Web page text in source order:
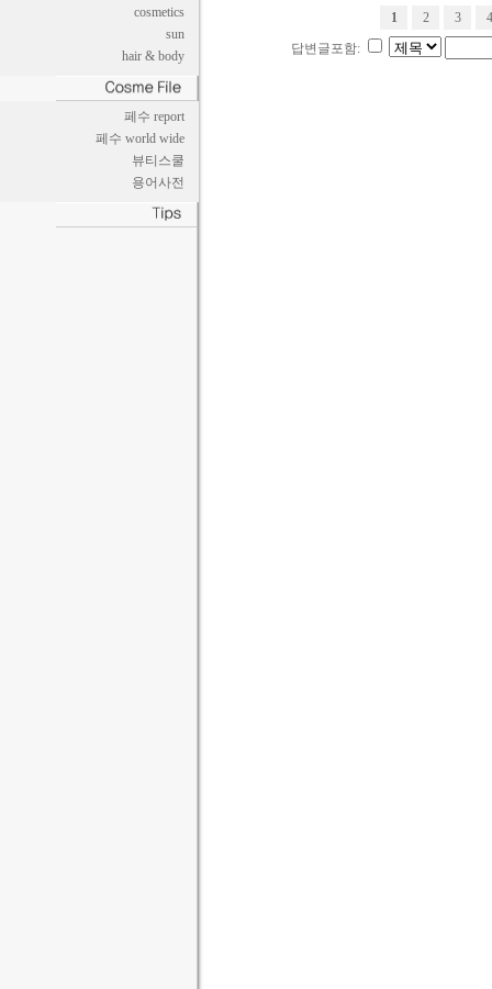
cosmetics
sun
hair & body
페수 report
페수 world wide
뷰티스쿨
용어사전
1 2 3
4
답변글포함: